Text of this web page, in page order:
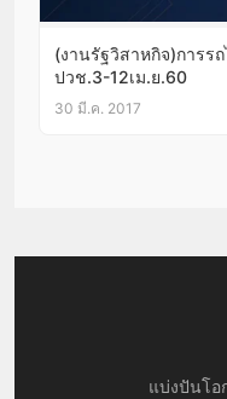
(งานรัฐวิสาหกิจ)การร
ปวช.3-12เม.ย.60
30 มี.ค. 2017
แบ่งปันโอ